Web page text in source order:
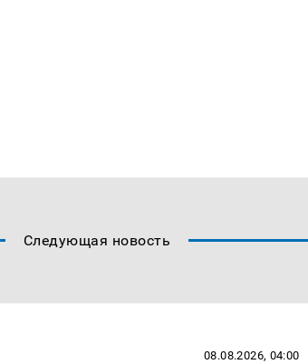
Следующая новость
08.08.2026, 04:00